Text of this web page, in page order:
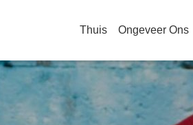
Thuis Ongeveer Ons